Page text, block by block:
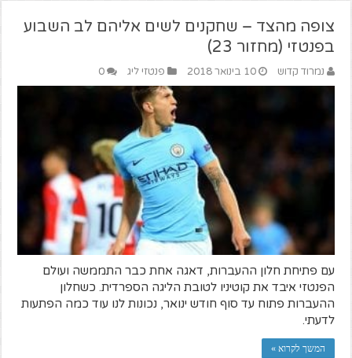
צופה מהצד – שחקנים לשים אליהם לב השבוע
בפנטזי (מחזור 23)
נמרוד קדוש 10 בינואר 2018 פנטזי ליג 0
עם פתיחת חלון ההעברות, דאגה אחת כבר התממשה ועולם
הפנטזי איבד את קוטיניו לטובת הליגה הספרדית. כשחלון
ההעברות פתוח עד סוף חודש ינואר, נכונות לנו עוד כמה הפתעות
לדעתי.
המשך לקרוא »